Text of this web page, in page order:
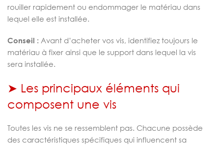
rouiller rapidement ou endommager le matériau dans
lequel elle est installée.
Conseil : Avant d’acheter vos vis, identifiez toujours le
matériau à fixer ainsi que le support dans lequel la vis
sera installée.
➤ Les principaux éléments qui
composent une vis
Toutes les vis ne se ressemblent pas. Chacune possède
des caractéristiques spécifiques qui influencent sa